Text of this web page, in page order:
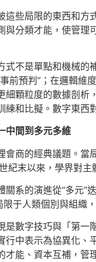
這些局限的東西和方
與分類才能，使管理
式不是單點和機械的
前預判”；在邏輯維
細顆粒度的數據剖析
練和比擬。數字東西
中間到多元多維
會商的經典議題。當
紀末以來，學界對
系的演進從“多元”
限于人類個別與組織
是數字技巧與「第一
行中表示為協異化、
才能、資本互補，管